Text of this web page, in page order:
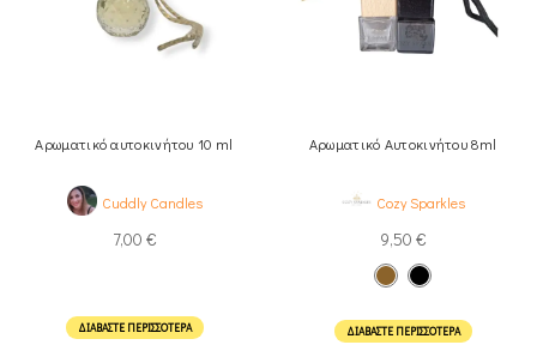
Αρωματικό αυτοκινήτου 10 ml
Cuddly Candles
7,00 €
ΔΙΑΒΆΣΤΕ ΠΕΡΙΣΣΌΤΕΡΑ
Αρωματικό Αυτοκινήτου 8ml
Cozy Sparkles
9,50 €
ΔΙΑΒΆΣΤΕ ΠΕΡΙΣΣΌΤΕΡΑ